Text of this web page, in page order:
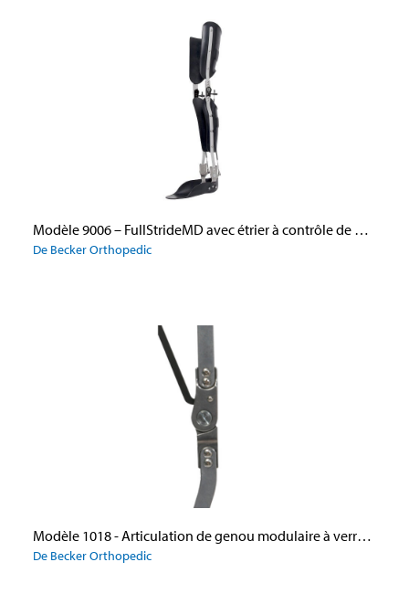
Modèle 9006 – FullStrideMD avec étrier à contrôle de phase d’appui et GX Assist
De Becker Orthopedic
Modèle 1018 - Articulation de genou modulaire à verrou à cliquet
De Becker Orthopedic